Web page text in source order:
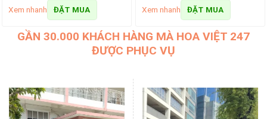
Xem nhanh ĐẶT MUA Xem nhanh ĐẶT MUA
GẦN 30.000 KHÁCH HÀNG MÀ HOA VIỆT 247
ĐƯỢC PHỤC VỤ